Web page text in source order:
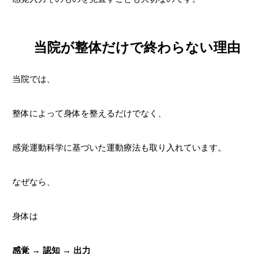
当院が整体だけで終わらない理由
当院では、
整体によって身体を整えるだけでなく、
感覚運動科学に基づいた運動療法も取り入れています。
なぜなら、
身体は
感覚 → 認知 → 出力